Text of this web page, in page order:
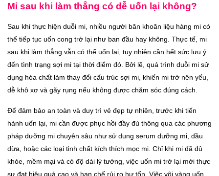
Mi sau khi làm thẳng có dễ uốn lại không?
Sau khi thực hiện duỗi mi, nhiều người băn khoăn liệu hàng mi có
thể tiếp tục uốn cong trở lại như ban đầu hay không. Thực tế, mi
sau khi làm thẳng vẫn có thể uốn lại, tuy nhiên cần hết sức lưu ý
đến tình trạng sợi mi tại thời điểm đó. Bởi lẽ, quá trình duỗi mi sử
dụng hóa chất làm thay đổi cấu trúc sợi mi, khiến mi trở nên yếu,
dễ khô xơ và gãy rụng nếu không được chăm sóc đúng cách.
Để đảm bảo an toàn và duy trì vẻ đẹp tự nhiên, trước khi tiến
hành uốn lại, mi cần được phục hồi đầy đủ thông qua các phương
pháp dưỡng mi chuyên sâu như sử dụng serum dưỡng mi, dầu
dừa, hoặc các loại tinh chất kích thích mọc mi. Chỉ khi mi đã đủ
khỏe, mềm mại và có độ dài lý tưởng, việc uốn mi trở lại mới thực
sự đạt hiệu quả cao và hạn chế rủi ro hư tổn. Việc vội vàng uốn